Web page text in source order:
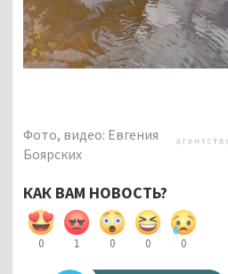
Фото, видео: Евгения
Боярских
КАК ВАМ НОВОСТЬ?
0 1 0 0 0